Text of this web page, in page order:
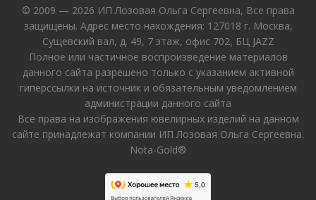
© 2009 — 2026 ИП Лозовая Ольга Сергеевна, Все права
защищены. Адрес место нахождения: 127018 г. Москва,
Сущевский вал, д. 49, 7 этаж, офис 702, БЦ JAZZ
Полное или частичное воспроизведение материалов
данного сайта разрешено только с указанием активной
гиперссылки на источник и обязательным уведомлением
администрации данного сайта
Все права на изображения ювелирных изделий на данном
сайте принадлежат компании ИП Лозовая Ольга Сергеевна.
Nota-Gold®